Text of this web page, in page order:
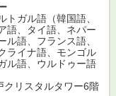
ガル語（韓国語、
語、タイ語、ネパー
ル語、フランス語、
ライナ語、モンゴル
ル語、ウルドゥー語
クリスタルタワー6階